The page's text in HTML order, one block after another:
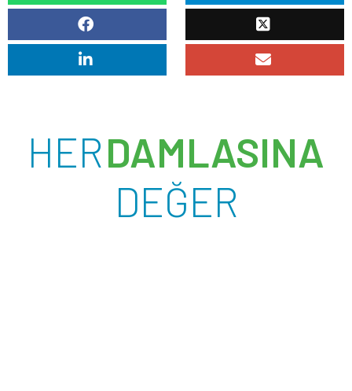
HERDAMLASINA
DEĞER